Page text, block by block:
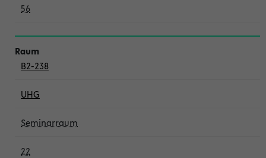
56
B2-238
UHG
Seminarraum
22